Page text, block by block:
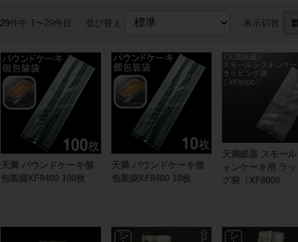
29件中 1〜29件目 並び替え 表示切替
天満 パウンドケーキ個
包装袋XF8400 100枚
天満 パウンドケーキ個
包装袋XF8400 10枚
天満紙器 スモール
ォンケーキ用 ラ
グ袋（XF8000